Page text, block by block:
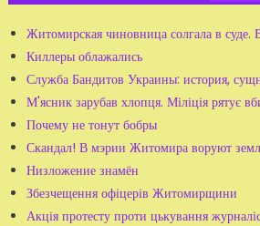
Житомирская чиновница солгала в суде.
Киллеры облажались
Служба Бандитов Украины: история,
М'ясник зарубав хлопця. Міліція рятує
Почему не тонут бобры
Скандал! В мэрии Житомира воруют
Низложение знамён
Збезчещення офіцерів Житомирщини
Акція протесту проти цькування